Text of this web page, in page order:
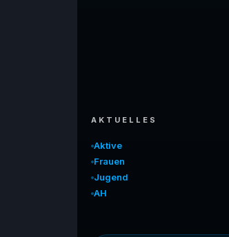
AKTUELLES
Aktive
Frauen
Jugend
AH